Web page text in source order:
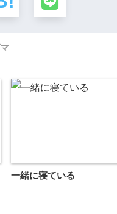
一緒に寝ている